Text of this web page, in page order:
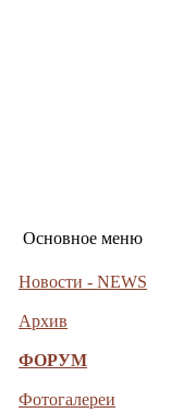
Основное меню
Новости - NEWS
Архив
ФОРУМ
Фотогалереи